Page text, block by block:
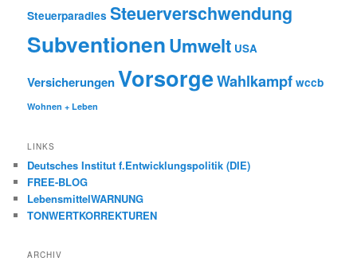
Steuerparadies Steuerverschwendung
SubventionenUmwelt USA
VersicherungenVorsorgeWahlkampf wccb
Wohnen + Leben
LINKS
Deutsches Institut f.Entwicklungspolitik (DIE)
FREE-BLOG
LebensmittelWARNUNG
TONWERTKORREKTUREN
ARCHIV